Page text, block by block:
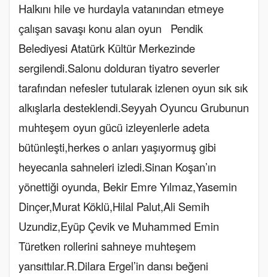
Halkını hile ve hurdayla vatanından etmeye
çalışan savaşı konu alan oyun Pendik
Belediyesi Atatürk Kültür Merkezinde
sergilendi.Salonu dolduran tiyatro severler
tarafından nefesler tutularak izlenen oyun sık sık
alkışlarla desteklendi.Seyyah Oyuncu Grubunun
muhteşem oyun gücü izleyenlerle adeta
bütünleşti,herkes o anları yaşıyormuş gibi
heyecanla sahneleri izledi.Sinan Koşan’ın
yönettiği oyunda, Bekir Emre Yılmaz,Yasemin
Dinçer,Murat Köklü,Hilal Palut,Ali Semih
Uzundiz,Eyüp Çevik ve Muhammed Emin
Türetken rollerini sahneye muhteşem
yansıttılar.R.Dilara Ergel’in dansı beğeni